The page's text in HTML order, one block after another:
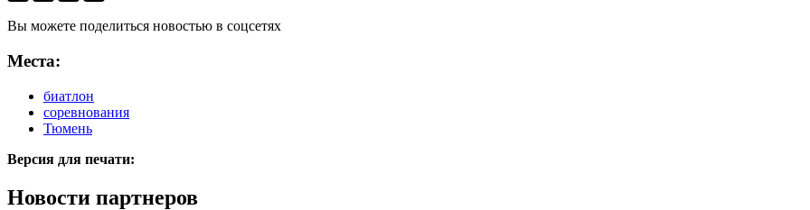
Вы можете поделиться новостью в соцсетях
Места:
биатлон
соревнования
Тюмень
Версия для печати:
Новости партнеров